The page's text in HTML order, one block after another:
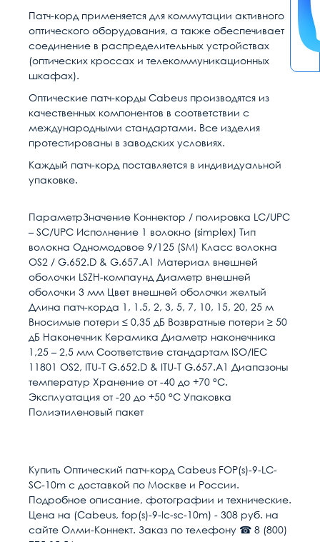
Патч-корд применяется для коммутации активного
оптического оборудования, а также обеспечивает
соединение в распределительных устройствах
(оптических кроссах и телекоммуникационных
шкафах).
Оптические патч-корды Cabeus производятся из
качественных компонентов в соответствии с
международными стандартами. Все изделия
протестированы в заводских условиях.
Каждый патч-корд поставляется в индивидуальной
упаковке.
ПараметрЗначение Коннектор / полировка LC/UPC
– SC/UPC Исполнение 1 волокно (simplex) Тип
волокна Одномодовое 9/125 (SM) Класс волокна
OS2 / G.652.D & G.657.A1 Материал внешней
оболочки LSZH-компаунд Диаметр внешней
оболочки 3 мм Цвет внешней оболочки желтый
Длина патч-корда 1, 1.5, 2, 3, 5, 7, 10, 15, 20, 25 м
Вносимые потери ≤ 0,35 дБ Возвратные потери ≥ 50
дБ Наконечник Керамика Диаметр наконечника
1,25 – 2,5 мм Соответствие стандартам ISO/IEC
11801 OS2, ITU-T G.652.D & ITU-T G.657.A1 Диапазоны
температур Хранение от -40 до +70 °C.
Эксплуатация от -20 до +50 °C Упаковка
Полиэтиленовый пакет
Разъем 1 LC/UPC
Разъем 2 SC/UPC
Длина м 10
Условия доставки
Доставка осуществляется в течении 2-4
рабочих дней после поступления оплаты на
Купить Оптический патч-корд Cabeus FOP(s)-9-LC-
SC-10m с доставкой по Москве и России.
Подробное описание, фотографии и технические.
Цена на (Cabeus, fop(s)-9-lc-sc-10m) - 308 руб. на
сайте Олми-Коннект. Заказ по телефону ☎ 8 (800)